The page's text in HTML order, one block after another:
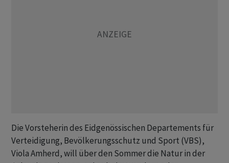
Die Vorsteherin des Eidgenössischen Departements für
Verteidigung, Bevölkerungsschutz und Sport (VBS),
Viola Amherd, will über den Sommer die Natur in der